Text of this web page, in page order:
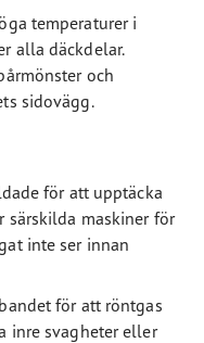
temperaturer i
alla däckdelar.
och
sidovägg.
för att upptäcka
särskilda maskiner för
inte ser innan
för att röntgas
inre svagheter eller